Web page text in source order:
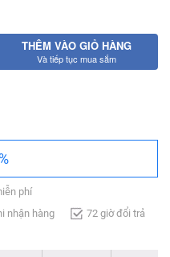
THÊM VÀO GIỎ HÀNG
Và tiếp tục mua sắm
phí
nhận hàng 72 giờ đổi trả